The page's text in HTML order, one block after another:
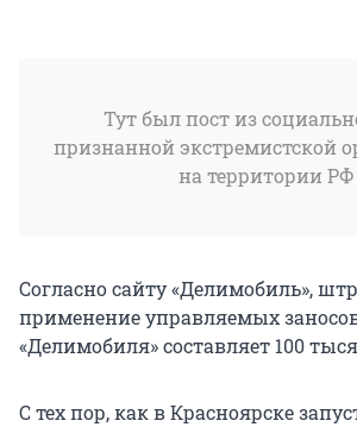
Тут был пост из
признанной экстремистской
на территории РФ
Согласно сайту «Делимобиль»,
применение управляемых
«Делимобиля» составляет 100
С тех пор, как в Красноярске